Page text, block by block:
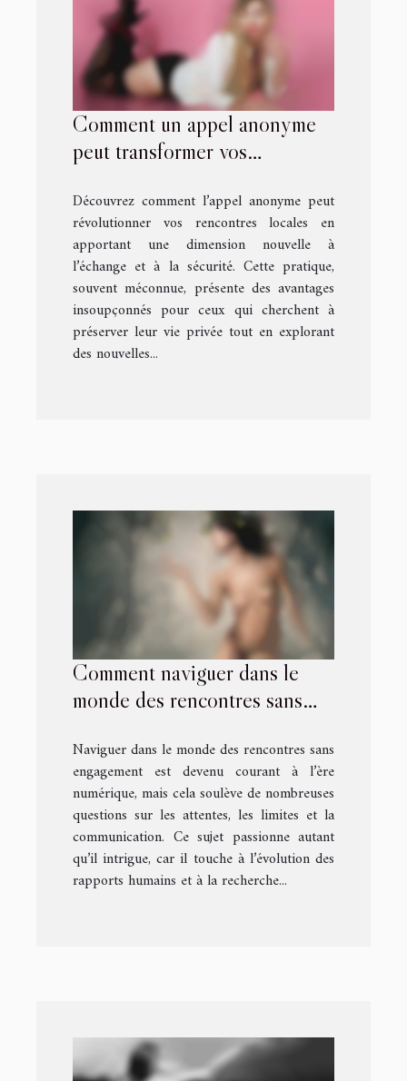
Comment un appel anonyme
peut transformer vos
Découvrez comment l’appel anonyme peut
révolutionner vos rencontres locales en
apportant une dimension nouvelle à
l’échange et à la sécurité. Cette pratique,
souvent méconnue, présente des avantages
insoupçonnés pour ceux qui cherchent à
préserver leur vie privée tout en explorant
des nouvelles...
Comment naviguer dans le
monde des rencontres sans
Naviguer dans le monde des rencontres sans
engagement est devenu courant à l’ère
numérique, mais cela soulève de nombreuses
questions sur les attentes, les limites et la
communication. Ce sujet passionne autant
qu’il intrigue, car il touche à l’évolution des
rapports humains et à la recherche...